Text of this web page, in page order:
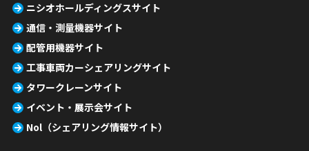
ニシオホールディングスサイト
通信・測量機器サイト
配管用機器サイト
工事車両カーシェアリングサイト
タワークレーンサイト
イベント・展示会サイト
Nol（シェアリング情報サイト）